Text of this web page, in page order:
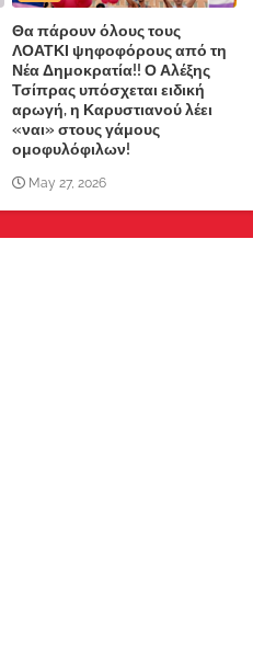
Θα πάρουν όλους τους
ΛΟΑΤΚΙ ψηφοφόρους από τη
Νέα Δημοκρατία!! Ο Αλέξης
Τσίπρας υπόσχεται ειδική
αρωγή, η Καρυστιανού λέει
«ναι» στους γάμους
ομοφυλόφιλων!
May 27, 2026